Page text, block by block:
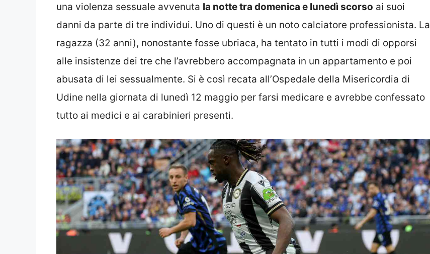
una violenza sessuale avvenuta la notte tra domenica e lunedì scorso ai suoi
danni da parte di tre individui. Uno di questi è un noto calciatore professionista. La
ragazza (32 anni), nonostante fosse ubriaca, ha tentato in tutti i modi di opporsi
alle insistenze dei tre che l’avrebbero accompagnata in un appartamento e poi
abusata di lei sessualmente. Si è così recata all’Ospedale della Misericordia di
Udine nella giornata di lunedì 12 maggio per farsi medicare e avrebbe confessato
tutto ai medici e ai carabinieri presenti.